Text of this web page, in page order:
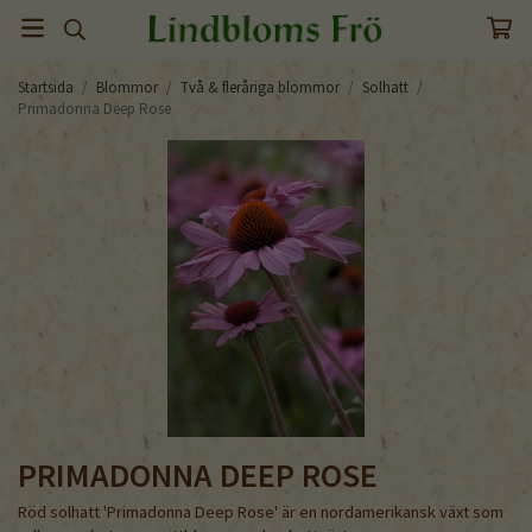
Startsida / Blommor / Två & fleråriga blommor / Solhatt /
Primadonna Deep Rose
PRIMADONNA DEEP ROSE
Röd solhatt 'Primadonna Deep Rose' är en nordamerikansk växt som